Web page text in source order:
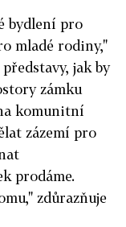
bydlení pro
mladé rodiny,"
jak by
zámku
komunitní
zázemí pro
prodáme.
zdůrazňuje